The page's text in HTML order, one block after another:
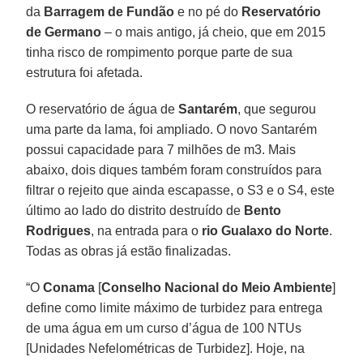
da Barragem de Fundão e no pé do Reservatório
de Germano – o mais antigo, já cheio, que em 2015
tinha risco de rompimento porque parte de sua
estrutura foi afetada.
O reservatório de água deSantarém, que segurou
uma parte da lama, foi ampliado. O novo Santarém
possui capacidade para 7 milhões de m3. Mais
abaixo, dois diques também foram construídos para
filtrar o rejeito que ainda escapasse, o S3 e o S4, este
último ao lado do distrito destruído de Bento
Rodrigues, na entrada para o rio Gualaxo do Norte.
Todas as obras já estão finalizadas.
“OConama [Conselho Nacional do Meio Ambiente]
define como limite máximo de turbidez para entrega
de uma água em um curso d’água de 100 NTUs
[Unidades Nefelométricas de Turbidez]. Hoje, na